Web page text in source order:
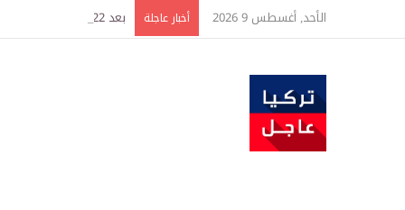
الأحد, أغسطس 9 2026 أخبار عاجلة بعد 22 شهراً.. الصين تنفذ أقوى عملية شراء للذهب منذ أكتوبر 2023